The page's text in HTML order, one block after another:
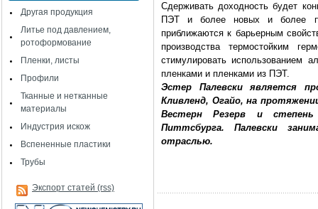
Другая продукция
Литье под давлением,
ротоформование
Пленки, листы
Профили
Тканные и нетканные
материалы
Индустрия искож
Вспененные пластики
Трубы
Экспорт статей (rss)
Сдерживать доходность будет
ПЭТ и более новых и более
приближаются к барьерным
производства термостойким
стимулировать использованием
пленками и пленками из ПЭТ.
Эстер Палевски является
Кливленд, Огайо, на
Вестерн Резерв и степень
Питтсбурга. Палевски
отраслью.